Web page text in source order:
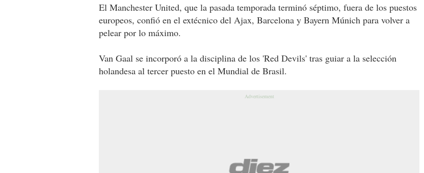
El Manchester United, que la pasada temporada terminó séptimo, fuera de los puestos
europeos, confió en el extécnico del Ajax, Barcelona y Bayern Múnich para volver a
pelear por lo máximo.
Van Gaal se incorporó a la disciplina de los 'Red Devils' tras guiar a la selección
holandesa al tercer puesto en el Mundial de Brasil.